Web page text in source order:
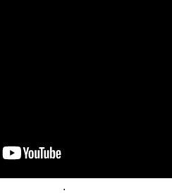
.